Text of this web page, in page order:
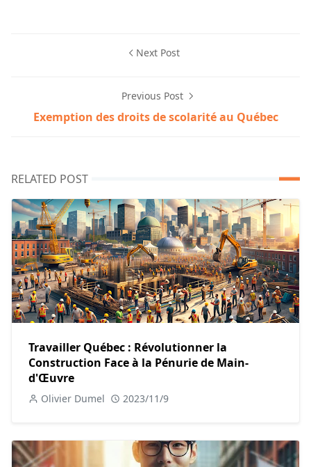
Next Post
Previous Post
Exemption des droits de scolarité au Québec
RELATED POST
Travailler Québec : Révolutionner la
Construction Face à la Pénurie de Main-
d'Œuvre
Olivier Dumel 2023/11/9